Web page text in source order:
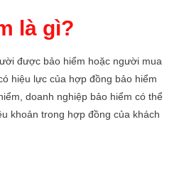
là gì?
được bảo hiểm hoặc người mua
hiệu lực của hợp đồng bảo hiểm
doanh nghiệp bảo hiểm có thể
khoản trong hợp đồng của khách